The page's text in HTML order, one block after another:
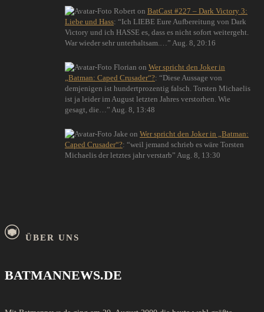
Robert on BatCast #227 – Dark Victory 3:
Liebe und Hass: “Ich LIEBE Eure Aufbereitung von Dark
Victory und ich HASSE es, dass es nicht sofort weitergeht.
War wieder sehr unterhaltsam.… ” Aug. 8, 20:16
Florian on Wer spricht den Joker in
„Batman: Caped Crusader“?: “Diese Aussage von
demjenigen ist hundertprozentig falsch. Torsten Michaelis
ist ja leider im August letzten Jahres verstorben. Wie
gesagt, die… ” Aug. 8, 13:48
Jake on Wer spricht den Joker in „Batman:
Caped Crusader“?: “weil jemand schrieb es wäre Torsten
Michaelis der letztes jahr verstarb” Aug. 8, 13:30
ÜBER UNS
BATMANNEWS.DE